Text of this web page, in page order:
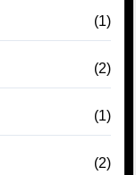
(1)
(2)
(1)
(2)